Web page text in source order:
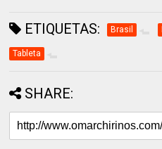
ETIQUETAS: Brasil
Tableta
SHARE: